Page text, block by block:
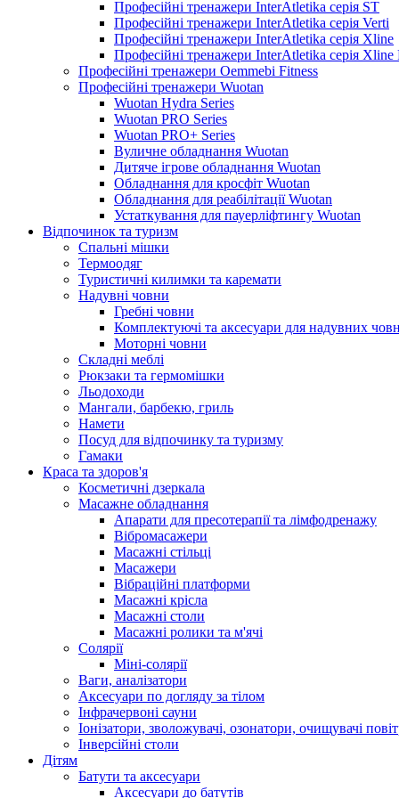
Професійні тренажери InterAtletika серія ST
Професійні тренажери InterAtletika серія Verti
Професійні тренажери InterAtletika серія Xline
Професійні тренажери InterAtletika серія Xline
Професійні тренажери Oemmebi Fitness
Професійні тренажери Wuotan
Wuotan Hydra Series
Wuotan PRO Series
Wuotan PRO+ Series
Вуличне обладнання Wuotan
Дитяче ігрове обладнання Wuotan
Обладнання для кросфіт Wuotan
Обладнання для реабілітації Wuotan
Устаткування для пауерліфтингу Wuotan
Відпочинок та туризм
Спальні мішки
Термоодяг
Туристичні килимки та каремати
Надувні човни
Гребні човни
Комплектуючі та аксесуари для надувних
Моторні човни
Складні меблі
Рюкзаки та гермомішки
Льодоходи
Мангали, барбекю, гриль
Намети
Посуд для відпочинку та туризму
Гамаки
Краса та здоров'я
Косметичні дзеркала
Масажне обладнання
Апарати для пресотерапії та лімфодренажу
Вібромасажери
Масажні стільці
Масажери
Вібраційні платформи
Масажні крісла
Масажні столи
Масажні ролики та м'ячі
Солярії
Міні-солярії
Ваги, аналізатори
Аксесуари по догляду за тілом
Інфрачервоні сауни
Іонізатори, зволожувачі, озонатори, очищувачі
Інверсійні столи
Дітям
Батути та аксесуари
Аксесуари до батутів